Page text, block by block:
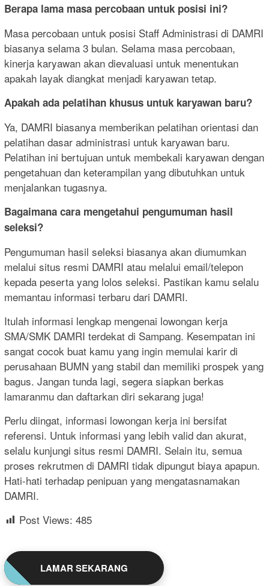
Berapa lama masa percobaan untuk posisi ini?
Masa percobaan untuk posisi Staff Administrasi di DAMRI
biasanya selama 3 bulan. Selama masa percobaan,
kinerja karyawan akan dievaluasi untuk menentukan
apakah layak diangkat menjadi karyawan tetap.
Apakah ada pelatihan khusus untuk karyawan baru?
Ya, DAMRI biasanya memberikan pelatihan orientasi dan
pelatihan dasar administrasi untuk karyawan baru.
Pelatihan ini bertujuan untuk membekali karyawan dengan
pengetahuan dan keterampilan yang dibutuhkan untuk
menjalankan tugasnya.
Bagaimana cara mengetahui pengumuman hasil
seleksi?
Pengumuman hasil seleksi biasanya akan diumumkan
melalui situs resmi DAMRI atau melalui email/telepon
kepada peserta yang lolos seleksi. Pastikan kamu selalu
memantau informasi terbaru dari DAMRI.
Itulah informasi lengkap mengenai lowongan kerja
SMA/SMK DAMRI terdekat di Sampang. Kesempatan ini
sangat cocok buat kamu yang ingin memulai karir di
perusahaan BUMN yang stabil dan memiliki prospek yang
bagus. Jangan tunda lagi, segera siapkan berkas
lamaranmu dan daftarkan diri sekarang juga!
Perlu diingat, informasi lowongan kerja ini bersifat
referensi. Untuk informasi yang lebih valid dan akurat,
selalu kunjungi situs resmi DAMRI. Selain itu, semua
proses rekrutmen di DAMRI tidak dipungut biaya apapun.
Hati-hati terhadap penipuan yang mengatasnamakan
DAMRI.
Post Views: 485
LAMAR SEKARANG